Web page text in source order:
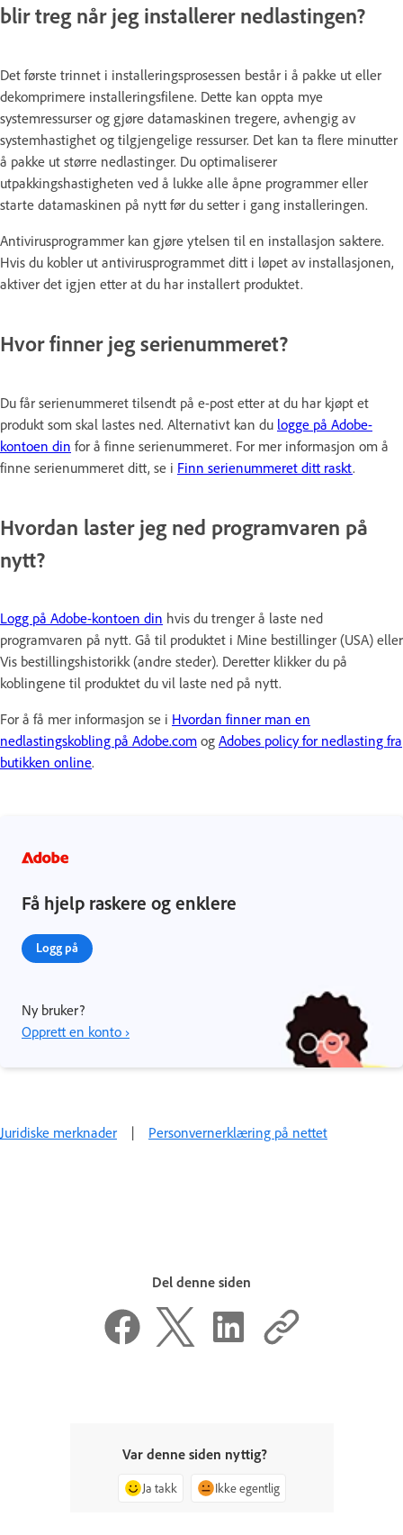
blir treg når jeg installerer nedlastingen?
Det første trinnet i installeringsprosessen består i å pakke ut eller
dekomprimere installeringsfilene. Dette kan oppta mye
systemressurser og gjøre datamaskinen tregere, avhengig av
systemhastighet og tilgjengelige ressurser. Det kan ta flere minutter
å pakke ut større nedlastinger. Du optimaliserer
utpakkingshastigheten ved å lukke alle åpne programmer eller
starte datamaskinen på nytt før du setter i gang installeringen.
Antivirusprogrammer kan gjøre ytelsen til en installasjon saktere.
Hvis du kobler ut antivirusprogrammet ditt i løpet av installasjonen,
aktiver det igjen etter at du har installert produktet.
Hvor finner jeg serienummeret?
Du får serienummeret tilsendt på e-post etter at du har kjøpt et
produkt som skal lastes ned. Alternativt kan du logge på Adobe-
kontoen din for å finne serienummeret. For mer informasjon om å
finne serienummeret ditt, se i Finn serienummeret ditt raskt.
Hvordan laster jeg ned programvaren på
nytt?
Logg på Adobe-kontoen din hvis du trenger å laste ned
programvaren på nytt. Gå til produktet i Mine bestillinger (USA) eller
Vis bestillingshistorikk (andre steder). Deretter klikker du på
koblingene til produktet du vil laste ned på nytt.
For å få mer informasjon se i Hvordan finner man en
nedlastingskobling på Adobe.com og Adobes policy for nedlasting fra
butikken online.
Få hjelp raskere og enklere
Logg på
Ny bruker?
Opprett en konto ›
Juridiske merknader | Personvernerklæring på nettet
Del denne siden
Var denne siden nyttig?
Ja takk Ikke egentlig